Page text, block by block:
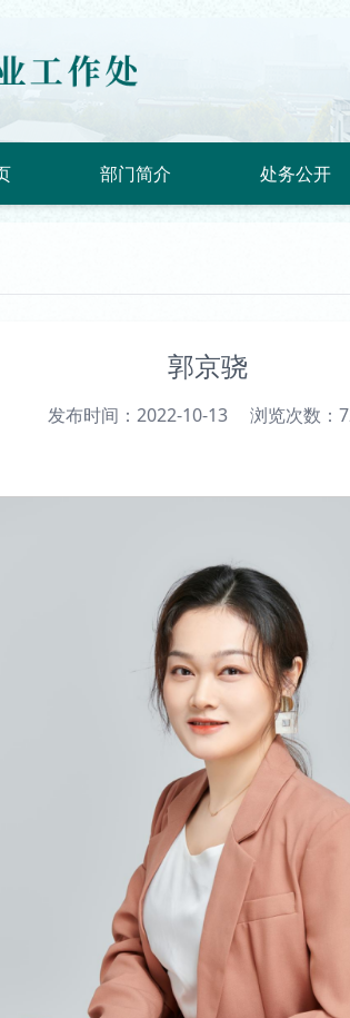
部门简介 处务公开
郭京骁
发布时间：2022-10-13 浏览次数：